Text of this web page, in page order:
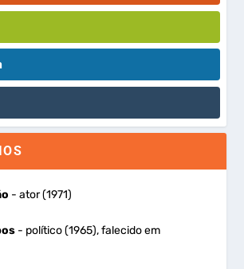
- ator (1971)
- político (1965), falecido em